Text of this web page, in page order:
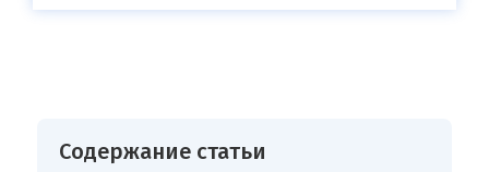
Содержание статьи